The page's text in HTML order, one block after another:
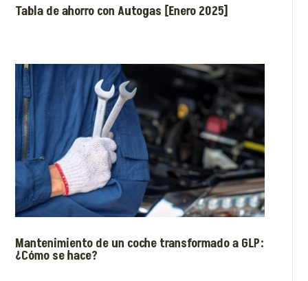
Tabla de ahorro con Autogas [Enero 2025]
Mantenimiento de un coche transformado a GLP:
¿Cómo se hace?